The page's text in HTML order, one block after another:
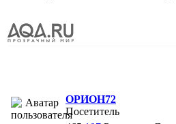
ОРИОН72
Посетитель